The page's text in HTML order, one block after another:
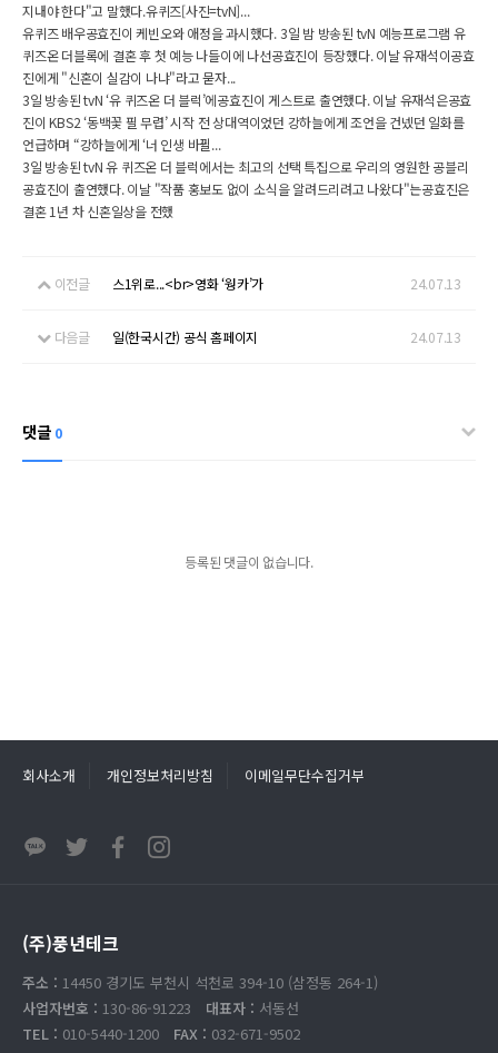
지내야 한다"고 말했다.유퀴즈[사진=tvN]...
유퀴즈 배우공효진이 케빈오와 애정을 과시했다. 3일 밤 방송된 tvN 예능프로그램 유
퀴즈온 더블록에 결혼 후 첫 예능 나들이에 나선공효진이 등장했다. 이날 유재석이공효
진에게 "신혼이 실감이 나냐"라고 묻자...
3일 방송된 tvN ‘유 퀴즈온 더 블럭’에공효진이 게스트로 출연했다. 이날 유재석은공효
진이 KBS2 ‘동백꽃 필 무렵’ 시작 전 상대역이었던 강하늘에게 조언을 건넸던 일화를
언급하며 “강하늘에게 ‘너 인생 바뀔...
3일 방송된 tvN 유 퀴즈온 더 블럭에서는 최고의 선택 특집으로 우리의 영원한 공블리
공효진이 출연했다. 이날 "작품 홍보도 없이 소식을 알려드리려고 나왔다"는공효진은
결혼 1년 차 신혼일상을 전했
이전글 스1위로...<br>영화 ‘웡카’가 24.07.13
다음글 일(한국시간) 공식 홈페이지 24.07.13
댓글 0
등록된 댓글이 없습니다.
회사소개 개인정보처리방침 이메일무단수집거부
(주)풍년테크
주소 : 14450 경기도 부천시 석천로 394-10 (삼정동 264-1)
사업자번호 : 130-86-91223 대표자 : 서동선
TEL : 010-5440-1200 FAX : 032-671-9502